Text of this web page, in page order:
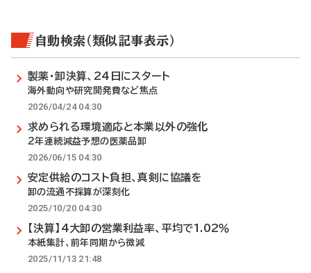
自動検索（類似記事表示）
製薬・卸決算、24日にスタート
海外動向や研究開発費など焦点
2026/04/24 04:30
求められる環境適応と本業以外の強化
2年連続減益予想の医薬品卸
2026/06/15 04:30
安定供給のコスト負担、真剣に協議を
卸の流通不採算が深刻化
2025/10/20 04:30
【決算】4大卸の営業利益率、平均で1.02％
本紙集計、前年同期から微減
2025/11/13 21:48